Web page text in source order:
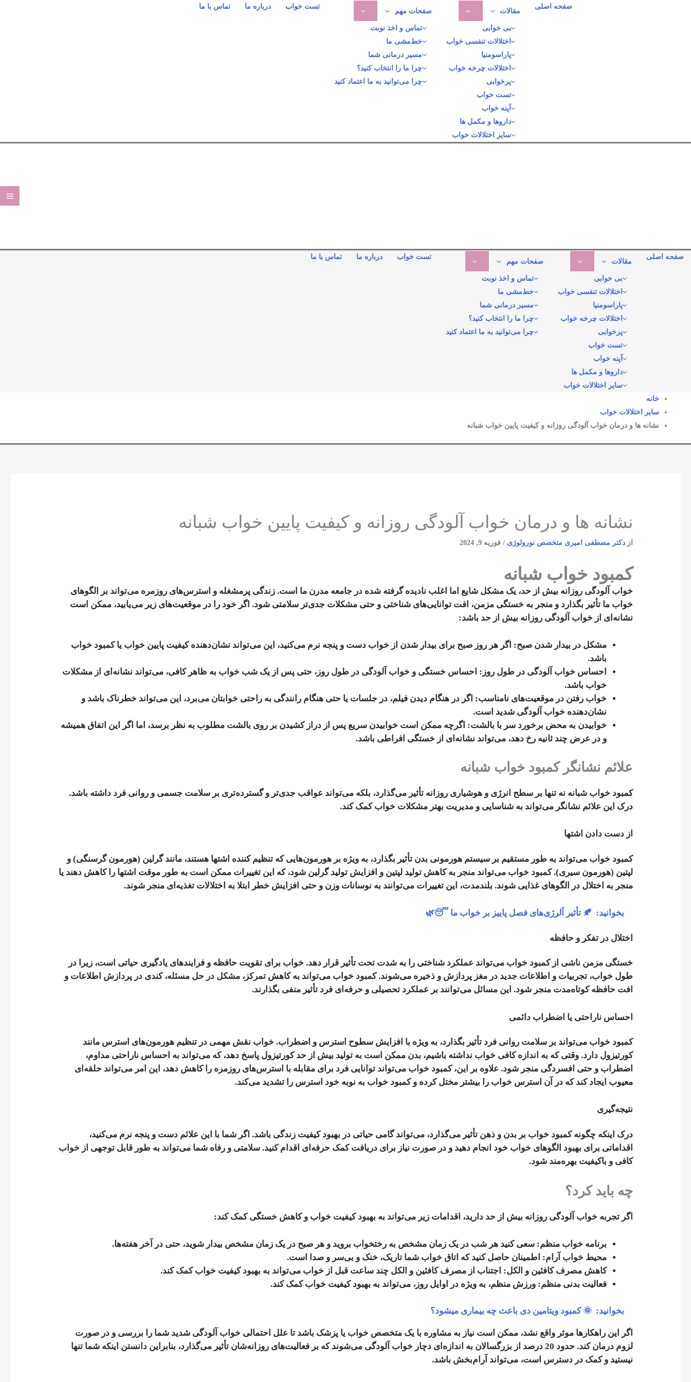
صفحه اصلی
مقالات
بی خوابی
اختلالات تنفسی خواب
پاراسومنیا
اختلالات چرخه خواب
پرخوابی
تست خواب
آپنه خواب
داروها و مکمل ها
سایر اختلالات خواب
صفحات مهم
تماس و اخذ نوبت
خط‌مشی ما
مسیر درمانی شما
چرا ما را انتخاب کنید؟
چرا می‌توانید به ما اعتماد کنید
تست خواب درباره ما تماس با ما
صفحه اصلی
مقالات
بی خوابی
اختلالات تنفسی خواب
پاراسومنیا
اختلالات چرخه خواب
پرخوابی
تست خواب
آپنه خواب
داروها و مکمل ها
سایر اختلالات خواب
صفحات مهم
تماس و اخذ نوبت
خط‌مشی ما
مسیر درمانی شما
چرا ما را انتخاب کنید؟
چرا می‌توانید به ما اعتماد کنید
تست خواب درباره ما تماس با ما
خانه
سایر اختلالات خواب
نشانه ها و درمان خواب آلودگی روزانه و کیفیت پایین خواب شبانه
نشانه ها و درمان خواب آلودگی روزانه و کیفیت پایین خواب شبانه
از دکتر مصطفی امیری متخصص نورولوژی/فوریه 9, 2024
کمبود خواب شبانه
خواب آلودگی روزانه بیش از حد، یک مشکل شایع اما اغلب نادیده گرفته شده در جامعه مدرن ما است. زندگی پرمشغله و استرس‌های روزمره می‌تواند بر الگوهای
خواب ما تأثیر بگذارد و منجر به خستگی مزمن، افت توانایی‌های شناختی و حتی مشکلات جدی‌تر سلامتی شود. اگر خود را در موقعیت‌های زیر می‌یابید، ممکن است
نشانه‌ای از خواب آلودگی روزانه بیش از حد باشد:
مشکل در بیدار شدن صبح: اگر هر روز صبح برای بیدار شدن از خواب دست و پنجه نرم می‌کنید، این می‌تواند نشان‌دهنده کیفیت پایین خواب یا کمبود خواب
باشد.
احساس خواب آلودگی در طول روز : احساس خستگی و خواب آلودگی در طول روز، حتی پس از یک شب خواب به ظاهر کافی، می‌تواند نشانه‌ای از مشکلات
خواب باشد.
خواب رفتن در موقعیت‌های نامناسب: اگر در هنگام دیدن فیلم، در جلسات یا حتی هنگام رانندگی به راحتی خوابتان می‌برد، این می‌تواند خطرناک باشد و
نشان‌دهنده خواب آلودگی شدید است.
خوابیدن به محض برخورد سر با بالشت: اگرچه ممکن است خوابیدن سریع پس از دراز کشیدن بر روی بالشت مطلوب به نظر برسد، اما اگر این اتفاق همیشه
و در عرض چند ثانیه رخ دهد، می‌تواند نشانه‌ای از خستگی افراطی باشد.
علائم نشانگر کمبود خواب شبانه
کمبود خواب شبانه نه تنها بر سطح انرژی و هوشیاری روزانه تأثیر می‌گذارد، بلکه می‌تواند عواقب جدی‌تر و گسترده‌تری بر سلامت جسمی و روانی فرد داشته باشد.
درک این علائم نشانگر می‌تواند به شناسایی و مدیریت بهتر مشکلات خواب کمک کند.
از دست دادن اشتها
کمبود خواب می‌تواند به طور مستقیم بر سیستم هورمونی بدن تأثیر بگذارد، به ویژه بر هورمون‌هایی که تنظیم کننده اشتها هستند، مانند گرلین (هورمون گرسنگی) و
لپتین (هورمون سیری). کمبود خواب می‌تواند منجر به کاهش تولید لپتین و افزایش تولید گرلین شود، که این تغییرات ممکن است به طور موقت اشتها را کاهش دهند یا
منجر به اختلال در الگوهای غذایی شوند. بلندمدت، این تغییرات می‌توانند به نوسانات وزن و حتی افزایش خطر ابتلا به اختلالات تغذیه‌ای منجر شوند.
بخوانید: 🍂 تأثیر آلرژی‌های فصل پاییز بر خواب ما 😴🌿
اختلال در تفکر و حافظه
خستگی مزمن ناشی از کمبود خواب می‌تواند عملکرد شناختی را به شدت تحت تأثیر قرار دهد. خواب برای تقویت حافظه و فرایندهای یادگیری حیاتی است، زیرا در
طول خواب، تجربیات و اطلاعات جدید در مغز پردازش و ذخیره می‌شوند. کمبود خواب می‌تواند به کاهش تمرکز، مشکل در حل مسئله، کندی در پردازش اطلاعات و
افت حافظه کوتاه‌مدت منجر شود. این مسائل می‌توانند بر عملکرد تحصیلی و حرفه‌ای فرد تأثیر منفی بگذارند.
احساس ناراحتی یا اضطراب دائمی
کمبود خواب می‌تواند بر سلامت روانی فرد تأثیر بگذارد، به ویژه با افزایش سطوح استرس و اضطراب. خواب نقش مهمی در تنظیم هورمون‌های استرس مانند
کورتیزول دارد. وقتی که به اندازه کافی خواب نداشته باشیم، بدن ممکن است به تولید بیش از حد کورتیزول پاسخ دهد، که می‌تواند به احساس ناراحتی مداوم،
اضطراب و حتی افسردگی منجر شود. علاوه بر این، کمبود خواب می‌تواند توانایی فرد برای مقابله با استرس‌های روزمره را کاهش دهد، این امر می‌تواند حلقه‌ای
معیوب ایجاد کند که در آن استرس خواب را بیشتر مختل کرده و کمبود خواب به نوبه خود استرس را تشدید می‌کند.
نتیجه‌گیری
درک اینکه چگونه کمبود خواب بر بدن و ذهن تأثیر می‌گذارد، می‌تواند گامی حیاتی در بهبود کیفیت زندگی باشد. اگر شما با این علائم دست و پنجه نرم می‌کنید،
اقداماتی برای بهبود الگوهای خواب خود انجام دهید و در صورت نیاز برای دریافت کمک حرفه‌ای اقدام کنید. سلامتی و رفاه شما می‌تواند به طور قابل توجهی از خواب
کافی و باکیفیت بهره‌مند شود.
چه باید کرد؟
اگر تجربه خواب آلودگی روزانه بیش از حد دارید، اقدامات زیر می‌تواند به بهبود کیفیت خواب و کاهش خستگی کمک کند:
برنامه خواب منظم: سعی کنید هر شب در یک زمان مشخص به رختخواب بروید و هر صبح در یک زمان مشخص بیدار شوید، حتی در آخر هفته‌ها.
محیط خواب آرام: اطمینان حاصل کنید که اتاق خواب شما تاریک، خنک و بی‌سر و صدا است.
کاهش مصرف کافئین و الکل: اجتناب از مصرف کافئین و الکل چند ساعت قبل از خواب می‌تواند به بهبود کیفیت خواب کمک کند.
فعالیت بدنی منظم: ورزش منظم، به ویژه در اوایل روز، می‌تواند به بهبود کیفیت خواب کمک کند.
بخوانید: 🌞 کمبود ویتامین دی باعث چه بیماری میشود؟
اگر این راهکارها موثر واقع نشد، ممکن است نیاز به مشاوره با یک متخصص خواب یا پزشک باشد تا علل احتمالی خواب آلودگی شدید شما را بررسی و در صورت
لزوم درمان کند. حدود 20 درصد از بزرگسالان به اندازه‌ای دچار خواب آلودگی می‌شوند که بر فعالیت‌های روزانه‌شان تأثیر می‌گذارد، بنابراین دانستن اینکه شما تنها
نیستید و کمک در دسترس است، می‌تواند آرام‌بخش باشد.